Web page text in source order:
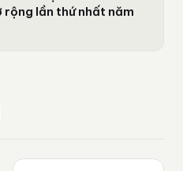
rộng lần thứ nhất năm